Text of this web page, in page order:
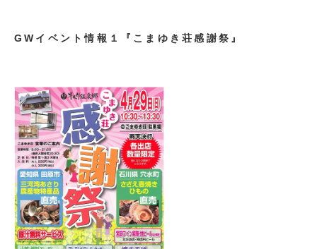
GWイベント情報１『こまゆき荘感謝祭』